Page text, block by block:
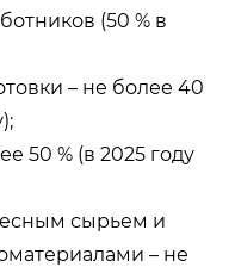
(50 % в
– не более 40
50 % (в 2025 году
сырьем и
– не